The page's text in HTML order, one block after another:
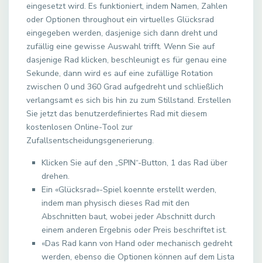
eingesetzt wird. Es funktioniert, indem Namen, Zahlen
oder Optionen throughout ein virtuelles Glücksrad
eingegeben werden, dasjenige sich dann dreht und
zufällig eine gewisse Auswahl trifft. Wenn Sie auf
dasjenige Rad klicken, beschleunigt es für genau eine
Sekunde, dann wird es auf eine zufällige Rotation
zwischen 0 und 360 Grad aufgedreht und schließlich
verlangsamt es sich bis hin zu zum Stillstand. Erstellen
Sie jetzt das benutzerdefiniertes Rad mit diesem
kostenlosen Online-Tool zur
Zufallsentscheidungsgenerierung.
Klicken Sie auf den „SPIN“-Button, 1 das Rad über
drehen.
Ein «Glücksrad»-Spiel koennte erstellt werden,
indem man physisch dieses Rad mit den
Abschnitten baut, wobei jeder Abschnitt durch
einem anderen Ergebnis oder Preis beschriftet ist.
«Das Rad kann von Hand oder mechanisch gedreht
werden, ebenso die Optionen können auf dem Lista